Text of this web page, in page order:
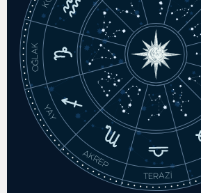
TERAZİ
AKREP
YAY
OĞLAK